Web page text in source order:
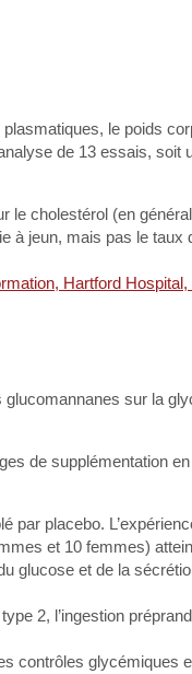
le poids
de 13 essais, soit
cholestérol (en
à jeun, mais pas le
Hartford
sur la
de supplémentation
par placebo.
et 10 femmes)
glucose et de la
2, l’ingestion
contrôles glycémiques